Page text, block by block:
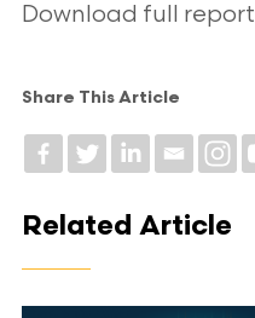
Download full report
Share This Article
Related Article